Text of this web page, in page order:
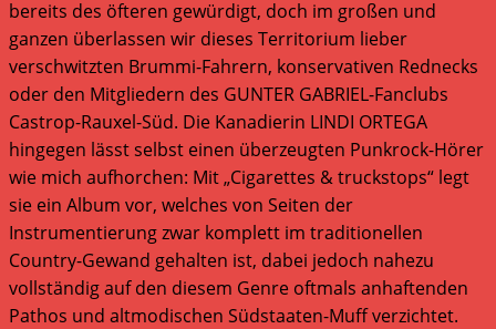
bereits des öfteren gewürdigt, doch im großen und
ganzen überlassen wir dieses Territorium lieber
verschwitzten Brummi-Fahrern, konservativen Rednecks
oder den Mitgliedern des GUNTER GABRIEL-Fanclubs
Castrop-Rauxel-Süd. Die Kanadierin LINDI ORTEGA
hingegen lässt selbst einen überzeugten Punkrock-Hörer
wie mich aufhorchen: Mit „Cigarettes & truckstops“ legt
sie ein Album vor, welches von Seiten der
Instrumentierung zwar komplett im traditionellen
Country-Gewand gehalten ist, dabei jedoch nahezu
vollständig auf den diesem Genre oftmals anhaftenden
Pathos und altmodischen Südstaaten-Muff verzichtet.